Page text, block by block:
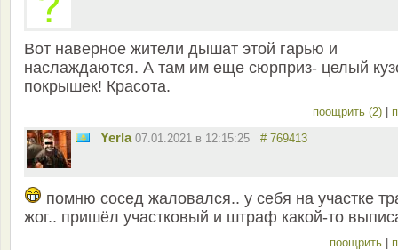
Вот наверное жители дышат этой гарью и
наслаждаются. А там им еще сюрприз- целый
покрышек! Красота.
поощрить (2) |
Yerla 07.01.2021 в 12:15:25 # 769413
помню сосед жаловался.. у себя на участке
жог.. пришёл участковый и штраф какой-то
поощрить |